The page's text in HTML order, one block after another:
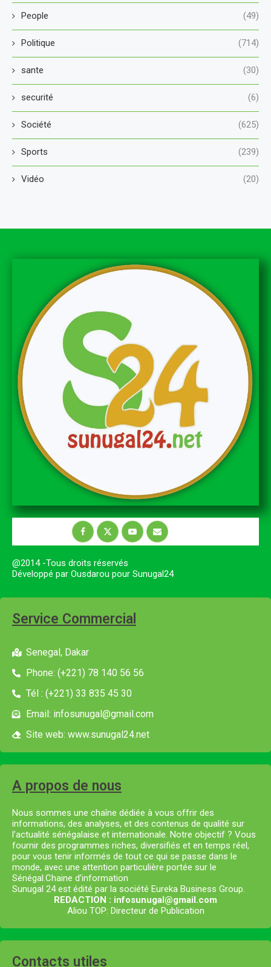
People (49)
Politique (714)
sante (30)
securité (6)
Société (625)
Sports (239)
Vidéo (20)
@2014 -Tous droits réservés
Développé par Ousdarou pour Sunugal24
Service Commercial
Senegal, Dakar
Phone: (+221) 78 140 56 56
Tél : (+221) 33 835 45 30
Email: infosunugal@gmail.com
Site web: www.sunugal24.net
A propos de nous
Nous sommes une chaîne dédiée à vous offrir des
informations, des analyses, et des contenus de qualité sur
l’actualité sénégalaise et internationale. Notre objectif ? Vous
fournir des programmes riches, diversifiés et en temps réel,
pour vous tenir informés de tout ce qui se passe dans le
monde, avec une attention particulière portée sur le
Sénégal.Chaine d’information
Sunugal 24 est édité par la société Eureka Business Group.
REDACTION : infosunugal@gmail.com
Aliou TOP: Directeur de Publication
Contacts utiles